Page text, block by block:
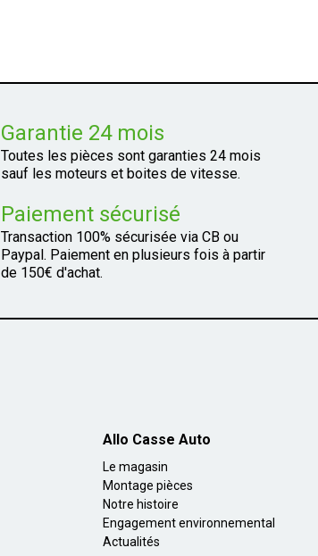
Garantie 24 mois
Toutes les pièces sont garanties 24 mois
sauf les moteurs et boites de vitesse.
Paiement sécurisé
Transaction 100% sécurisée via CB ou
Paypal. Paiement en plusieurs fois à partir
de 150€ d'achat.
Allo Casse Auto
Le magasin
Montage pièces
Notre histoire
Engagement environnemental
Actualités